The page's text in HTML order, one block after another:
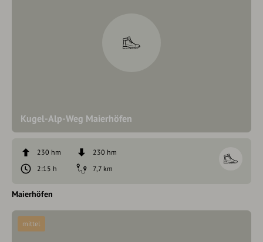
Kugel-Alp-Weg Maierhöfen
230 hm
230 hm
2:15 h
7,7 km
Maierhöfen
mittel